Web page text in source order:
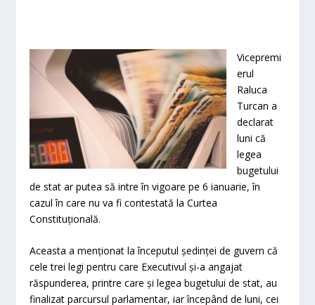
Vicepremi
erul
Raluca
Turcan a
declarat
luni că
legea
bugetului
de stat ar putea să intre în vigoare pe 6 ianuarie, în
cazul în care nu va fi contestată la Curtea
Constituţională.
Aceasta a menţionat la începutul şedinţei de guvern că
cele trei legi pentru care Executivul şi-a angajat
răspunderea, printre care şi legea bugetului de stat, au
finalizat parcursul parlamentar, iar începând de luni, cei